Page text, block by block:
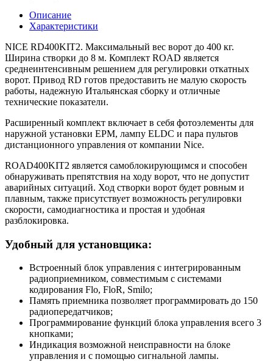
Описание
Характеристики
NICE RD400KIT2. Максимальный вес ворот до 400 кг.
Ширина створки до 8 м. Комплект ROAD является
среднеинтенсивным решением для регулировки откатных
ворот. Привод RD готов предоставить не малую скорость
работы, надежную Итальянская сборку и отличные
технические показатели.
Расширенный комплект включает в себя фотоэлементы для
наружной установки EPM, лампу ELDC и пара пультов
дистанционного управления от компании Nice.
ROAD400KIT2 является самоблокирующимся и способен
обнаруживать препятствия на ходу ворот, что не допустит
аварийных ситуаций. Ход створки ворот будет ровным и
плавным, также присутствует возможность регулировки
скорости, самодиагностика и простая и удобная
разблокировка.
Удобный для установщика:
Встроенный блок управления с интегрированным
радиоприемником, совместимым с системами
кодирования Flo, FloR, Smilo;
Память приемника позволяет программировать до 150
радиопередатчиков;
Программирование функций блока управления всего 3
кнопками;
Индикация возможной неисправности на блоке
управления и с помощью сигнальной лампы.